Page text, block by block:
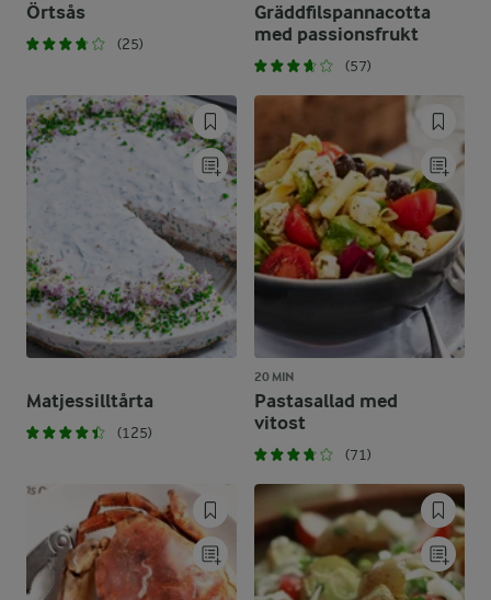
Örtsås
(25)
Gräddfilspannacotta
med passionsfrukt
(57)
Matjessilltårta
(125)
20 MIN
Pastasallad med
vitost
(71)